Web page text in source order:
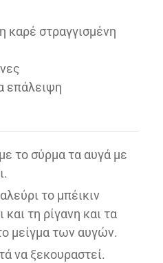
καρέ στραγγισμένη
επάλειψη
το σύρμα τα αυγά με
το μπέικιν
τη ρίγανη και τα
μείγμα των αυγών.
να ξεκουραστεί.